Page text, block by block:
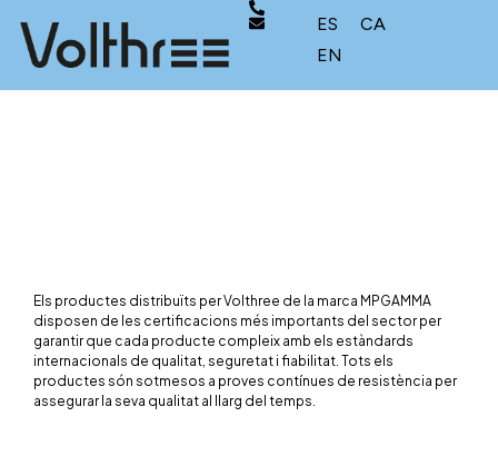
ES
CA
EN
Els productes distribuïts per Volthree de la marca MPGAMMA
disposen de les certificacions més importants del sector per
garantir que cada producte compleix amb els estàndards
internacionals de qualitat, seguretat i fiabilitat. Tots els
productes són sotmesos a proves contínues de resistència per
assegurar la seva qualitat al llarg del temps.